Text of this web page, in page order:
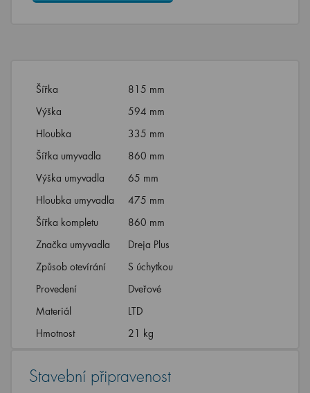
Šířka
815 mm
Výška
594 mm
Hloubka
335 mm
Šířka umyvadla
860 mm
Výška umyvadla
65 mm
Hloubka umyvadla
475 mm
Šířka kompletu
860 mm
Značka umyvadla
Dreja Plus
Způsob otevírání
S úchytkou
Provedení
Dveřové
Materiál
LTD
Hmotnost
21 kg
Stavební připravenost